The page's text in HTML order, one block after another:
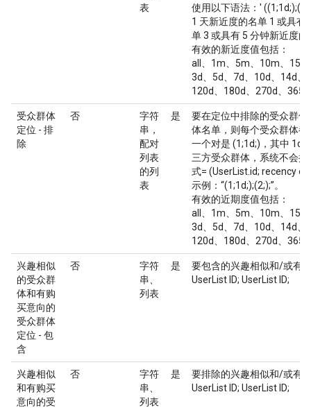
表
使用以下语法：'
1 天新近度的名单 1 或具
单 3 或具有 5 分钟新近度
有效的新近度值包括：
all、1m、5m、10m、
3d、5d、7d、10d、14d
120d、180d、270d、365d
受众群体
定位 - 排
除
否
字符
串，
配对
列表
的列
表
是
要在定位中排除的受众群
体名单，则每个受众群体
一个对是 (1;1d;)，其中 1d
三方受众群体，系统不会
式= (UserList.id; recency
示例：“(1;1d;);(2;);”。
有效的近期度值包括：
all、1m、5m、10m、
3d、5d、7d、10d、14d
120d、180d、270d、365d
兴趣相似
的受众群
体和有购
买意向的
受众群体
定位 - 包
含
否
字符
串、
列表
是
要包含的兴趣相似和/或有
UserList ID; UserList ID;
兴趣相似
和有购买
意向的受
否
字符
串、
列表
是
要排除的兴趣相似和/或有
UserList ID; UserList ID;